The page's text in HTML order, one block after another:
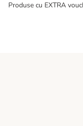
Produse cu EXTRA